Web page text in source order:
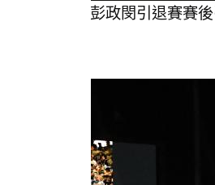
彭政閔引退賽賽